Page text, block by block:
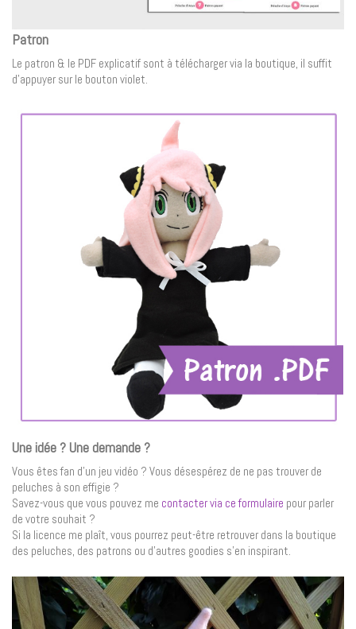
Patron
Le patron & le PDF explicatif sont à télécharger via la boutique, il suffit
d’appuyer sur le bouton violet.
Une idée ? Une demande ?
Vous êtes fan d’un jeu vidéo ? Vous désespérez de ne pas trouver de
peluches à son effigie ?
Savez-vous que vous pouvez me contacter via ce formulaire pour parler
de votre souhait ?
Si la licence me plaît, vous pourrez peut-être retrouver dans la boutique
des peluches, des patrons ou d’autres goodies s’en inspirant.